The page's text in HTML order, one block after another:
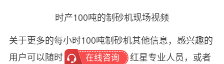
时产100吨的制砂机现场视频
关于更多的每小时100吨制砂机其他信息，感兴趣的
用户可以随时
在线咨询
红星专业人员，或者